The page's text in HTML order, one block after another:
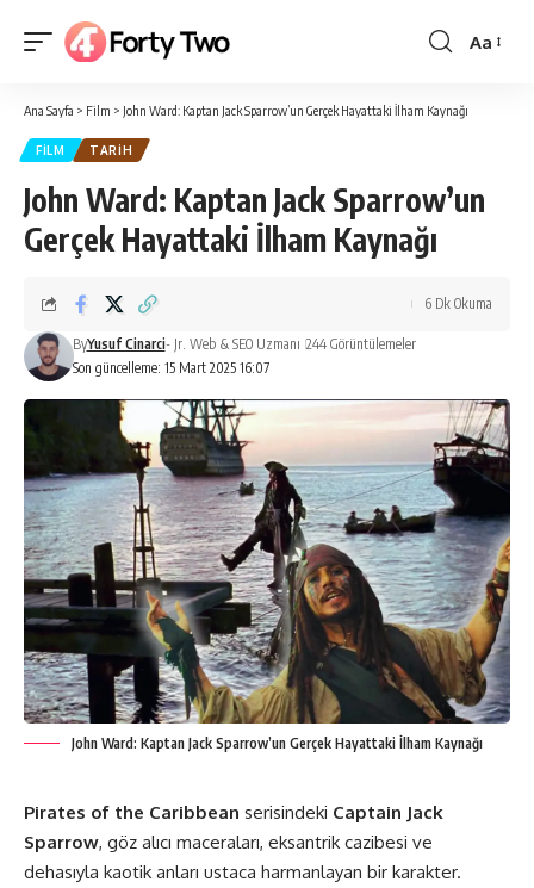
Yazı
Aa
Ana Sayfa > Film > John Ward: Kaptan Jack Sparrow’un Gerçek Hayattaki İlham Kaynağı
FILM TARIH
John Ward: Kaptan Jack Sparrow’un
Gerçek Hayattaki İlham Kaynağı
Son güncelleme: 15 Mart 2025 16:07
ByYusuf Cinarci- Jr. Web & SEO Uzmanı 244 Görüntülemeler
6 Dk Okuma
John Ward: Kaptan Jack Sparrow’un Gerçek Hayattaki İlham Kaynağı
Pirates of the Caribbean serisindeki Captain Jack
Sparrow, göz alıcı maceraları, eksantrik cazibesi ve
dehasıyla kaotik anları ustaca harmanlayan bir karakter.